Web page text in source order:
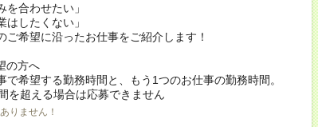
を合わせたい」
はしたくない」
ご希望に沿ったお仕事をご紹介します！
の方へ
で希望する勤務時間と、もう1つのお仕事の勤務時間。
を超える場合は応募できません
りません！